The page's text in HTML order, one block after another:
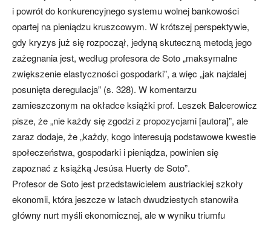
i powrót do konkurencyjnego systemu wolnej bankowości
opartej na pieniądzu kruszcowym. W krótszej perspektywie,
gdy kryzys już się rozpoczął, jedyną skuteczną metodą jego
zażegnania jest, według profesora de Soto „maksymalne
zwiększenie elastyczności gospodarki”, a więc „jak najdalej
posunięta deregulacja” (s. 328). W komentarzu
zamieszczonym na okładce książki prof. Leszek Balcerowicz
pisze, że „nie każdy się zgodzi z propozycjami [autora]”, ale
zaraz dodaje, że „każdy, kogo interesują podstawowe kwestie
społeczeństwa, gospodarki i pieniądza, powinien się
zapoznać z książką Jesúsa Huerty de Soto”.
Profesor de Soto jest przedstawicielem austriackiej szkoły
ekonomii, która jeszcze w latach dwudziestych stanowiła
główny nurt myśli ekonomicznej, ale w wyniku triumfu